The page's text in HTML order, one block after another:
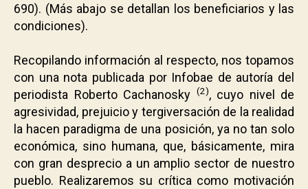
690). (Más abajo se detallan los beneficiarios y las
condiciones).
Recopilando información al respecto, nos topamos
con una nota publicada por Infobae de autoría del
periodista Roberto Cachanosky (2), cuyo nivel de
agresividad, prejuicio y tergiversación de la realidad
la hacen paradigma de una posición, ya no tan solo
económica, sino humana, que, básicamente, mira
con gran desprecio a un amplio sector de nuestro
pueblo. Realizaremos su crítica como motivación